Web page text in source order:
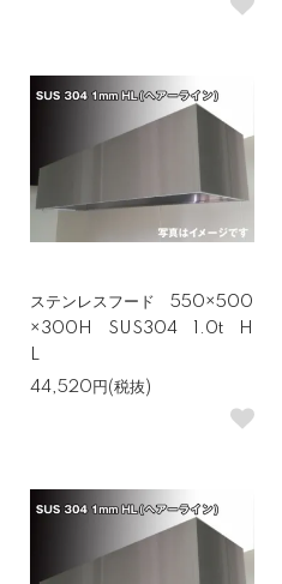
ステンレスフード 550×500
×300H SUS304 1.0t H
L
44,520円(税抜)